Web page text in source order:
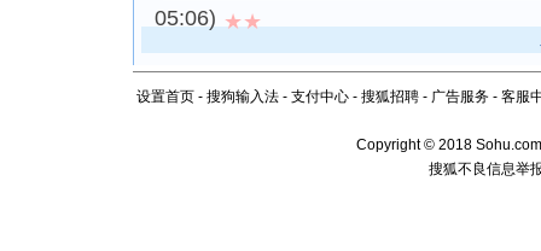
05:06) ★★
设置首页 - 搜狗输入法 - 支付中心 - 搜狐招聘 - 广告服务 - 客服
Copyright©2018
搜狐不良信息举